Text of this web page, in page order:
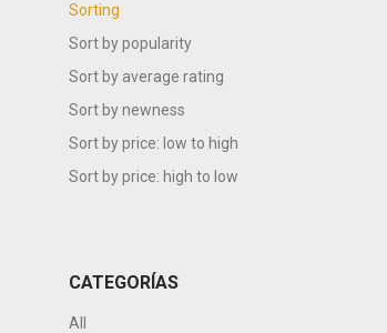
Sorting
Sort by popularity
Sort by average rating
Sort by newness
Sort by price: low to high
Sort by price: high to low
CATEGORÍAS
All